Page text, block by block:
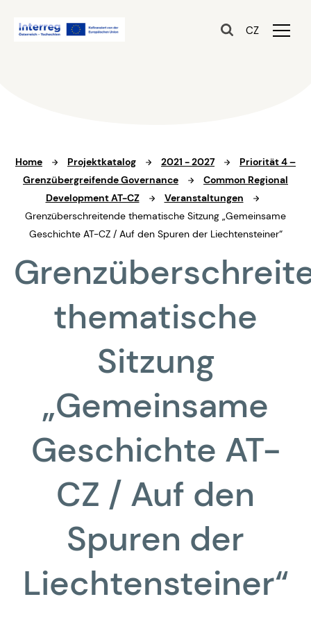
CZ
Home Projektkatalog 2021 - 2027
Priorität 4 –
Grenzübergreifende Governance
Common Regional
Development AT-CZ
Veranstaltungen
Grenzüberschreitende thematische Sitzung „Gemeinsame
Geschichte AT-CZ / Auf den Spuren der Liechtensteiner“
thematische
Sitzung
„Gemeinsame
Geschichte AT-
CZ / Auf den
Spuren der
Liechtensteiner“